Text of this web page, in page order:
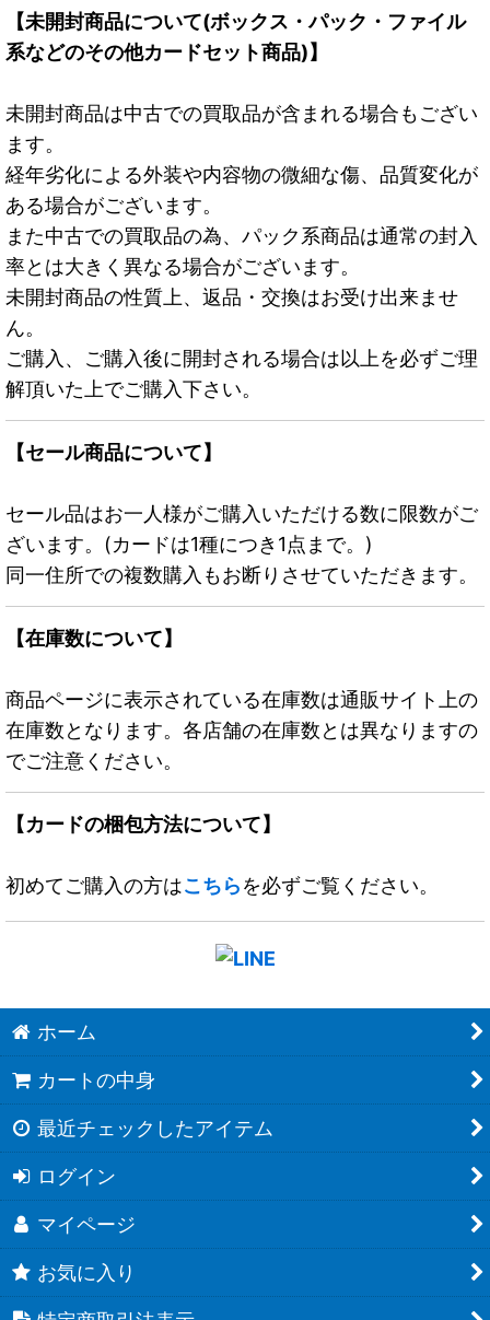
【未開封商品について(ボックス・パック・ファイル
系などのその他カードセット商品)】
未開封商品は中古での買取品が含まれる場合もござい
ます。
経年劣化による外装や内容物の微細な傷、品質変化が
ある場合がございます。
また中古での買取品の為、パック系商品は通常の封入
率とは大きく異なる場合がございます。
未開封商品の性質上、返品・交換はお受け出来ませ
ん。
ご購入、ご購入後に開封される場合は以上を必ずご理
解頂いた上でご購入下さい。
【セール商品について】
セール品はお一人様がご購入いただける数に限数がご
ざいます。(カードは1種につき1点まで。)
同一住所での複数購入もお断りさせていただきます。
【在庫数について】
商品ページに表示されている在庫数は通販サイト上の
在庫数となります。各店舗の在庫数とは異なりますの
でご注意ください。
【カードの梱包方法について】
初めてご購入の方はこちらを必ずご覧ください。
ホーム
カートの中身
最近チェックしたアイテム
ログイン
マイページ
お気に入り